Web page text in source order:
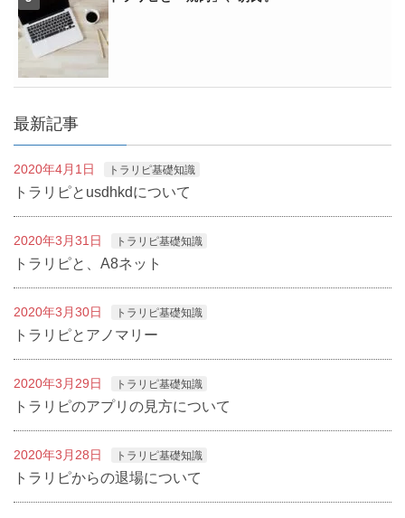
最新記事
2020年4月1日 トラリピ基礎知識
トラリピとusdhkdについて
2020年3月31日 トラリピ基礎知識
トラリピと、A8ネット
2020年3月30日 トラリピ基礎知識
トラリピとアノマリー
2020年3月29日 トラリピ基礎知識
トラリピのアプリの見方について
2020年3月28日 トラリピ基礎知識
トラリピからの退場について